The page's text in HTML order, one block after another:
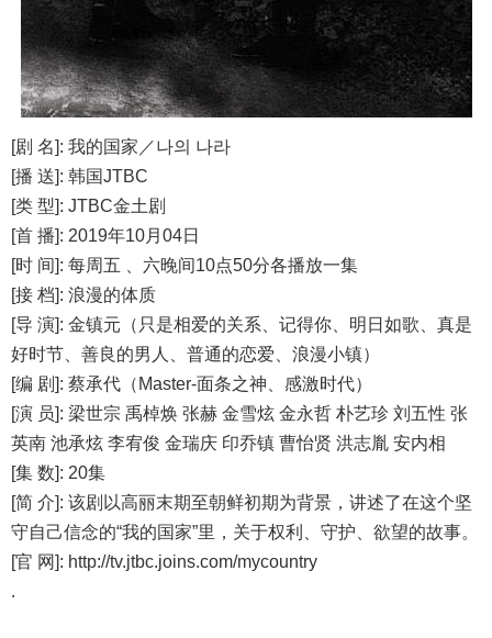
[剧 名]: 我的国家／나의 나라
[播 送]: 韩国JTBC
[类 型]: JTBC金土剧
[首 播]: 2019年10月04日
[时 间]: 每周五 、六晚间10点50分各播放一集
[接 档]: 浪漫的体质
[导 演]: 金镇元（只是相爱的关系、记得你、明日如歌、真是
好时节、善良的男人、普通的恋爱、浪漫小镇）
[编 剧]: 蔡承代（Master-面条之神、感激时代）
[演 员]: 梁世宗 禹棹焕 张赫 金雪炫 金永哲 朴艺珍 刘五性 张
英南 池承炫 李宥俊 金瑞庆 印乔镇 曹怡贤 洪志胤 安内相
[集 数]: 20集
[简 介]: 该剧以高丽末期至朝鲜初期为背景，讲述了在这个坚
守自己信念的“我的国家”里，关于权利、守护、欲望的故事。
[官 网]: http://tv.jtbc.joins.com/mycountry
.